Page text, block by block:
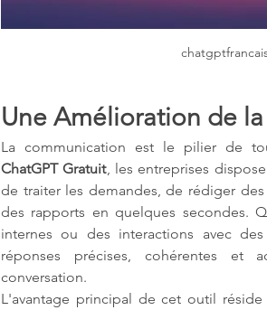
Une Amélioration de
ChatGPT Gratuit, les entreprises
de traiter les demandes, de rédiger
des rapports en quelques secondes.
internes ou des interactions avec
réponses précises, cohérentes et
conversation.
L'avantage principal de cet outil réside